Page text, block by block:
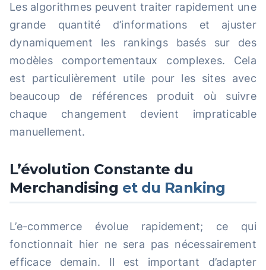
Les algorithmes peuvent traiter rapidement une
grande quantité d’informations et ajuster
dynamiquement les rankings basés sur des
modèles comportementaux complexes. Cela
est particulièrement utile pour les sites avec
beaucoup de références produit où suivre
chaque changement devient impraticable
manuellement.
L’évolution Constante du
Merchandising et du Ranking
L’e-commerce évolue rapidement; ce qui
fonctionnait hier ne sera pas nécessairement
efficace demain. Il est important d’adapter